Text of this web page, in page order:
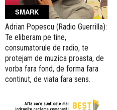
SMARK
Adrian Popescu (Radio Guerrilla):
Te eliberam pe tine,
consumatorule de radio, te
protejam de muzica proasta, de
vorba fara fond, de forma fara
continut, de viata fara sens.